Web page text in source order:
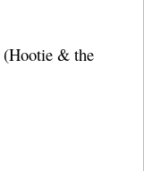
(Hootie & the